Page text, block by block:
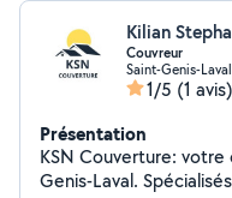
Kilian
Couvreur
Saint-Genis-
1/5 (1 avis)
Présentation
KSN Couverture:
Genis-Laval.